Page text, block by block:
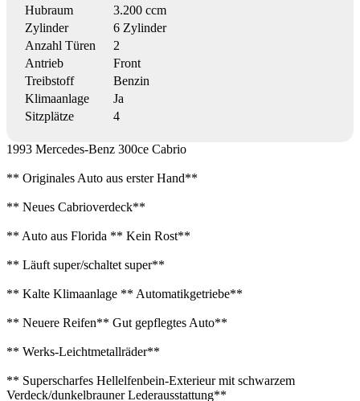
Hubraum
3.200 ccm
Zylinder
6 Zylinder
Anzahl Türen
2
Antrieb
Front
Treibstoff
Benzin
Klimaanlage
Ja
Sitzplätze
4
1993 Mercedes-Benz 300ce Cabrio
** Originales Auto aus erster Hand**
** Neues Cabrioverdeck**
** Auto aus Florida ** Kein Rost**
** Läuft super/schaltet super**
** Kalte Klimaanlage ** Automatikgetriebe**
** Neuere Reifen** Gut gepflegtes Auto**
** Werks-Leichtmetallräder**
** Superscharfes Hellelfenbein-Exterieur mit schwarzem
Verdeck/dunkelbrauner Lederausstattung**